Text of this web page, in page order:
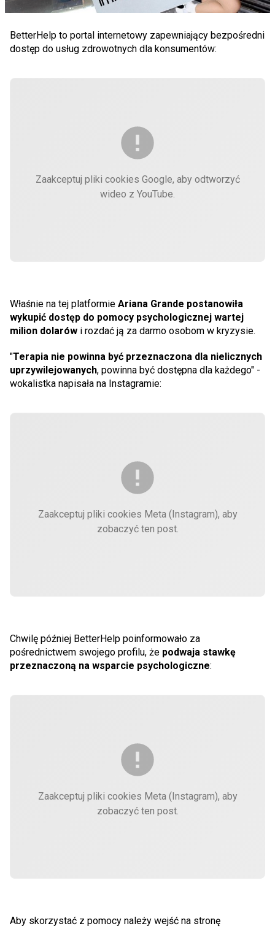
BetterHelp to portal internetowy zapewniający bezpośredni
dostęp do usług zdrowotnych dla konsumentów:
Zaakceptuj pliki cookies Google, aby odtworzyć
wideo z YouTube.
Właśnie na tej platformie Ariana Grande postanowiła
wykupić dostęp do pomocy psychologicznej wartej
milion dolarów i rozdać ją za darmo osobom w kryzysie.
"Terapia nie powinna być przeznaczona dla nielicznych
uprzywilejowanych, powinna być dostępna dla każdego" -
wokalistka napisała na Instagramie:
Zaakceptuj pliki cookies Meta (Instagram), aby
zobaczyć ten post.
Chwilę później BetterHelp poinformowało za
pośrednictwem swojego profilu, że podwaja stawkę
przeznaczoną na wsparcie psychologiczne:
Zaakceptuj pliki cookies Meta (Instagram), aby
zobaczyć ten post.
Aby skorzystać z pomocy należy wejść na stronę